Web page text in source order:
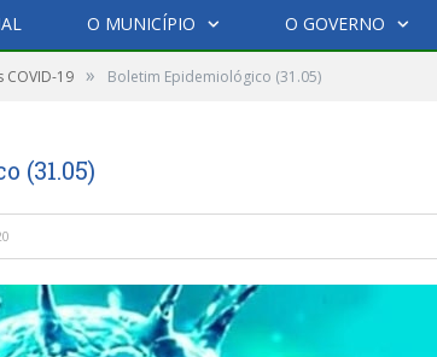
O MUNICÍPIO O GOVERNO
COVID-19 » Boletim Epidemiológico (31.05)
(31.05)